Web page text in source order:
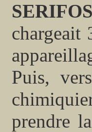
SERIFOS
chargeait
Puis,
prendre